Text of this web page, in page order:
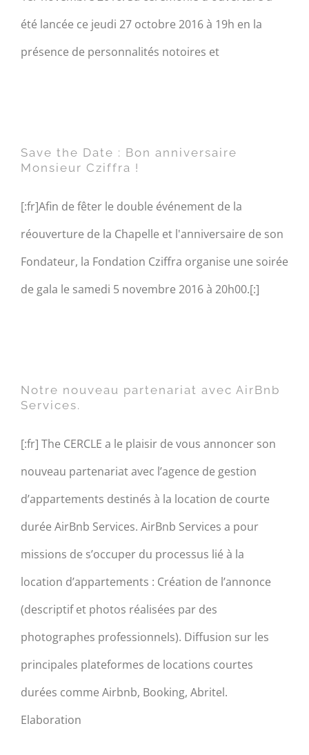
été lancée ce jeudi 27 octobre 2016 à 19h en la
présence de personnalités notoires et
!
Save the Date : Bon anniversaire
Monsieur Cziffra !
[:fr]Afin de fêter le double événement de la
réouverture de la Chapelle et l'anniversaire de son
Fondateur, la Fondation Cziffra organise une soirée
de gala le samedi 5 novembre 2016 à 20h00.[:]
Notre nouveau partenariat avec AirBnb
Services.
[:fr] The CERCLE a le plaisir de vous annoncer son
nouveau partenariat avec l’agence de gestion
d’appartements destinés à la location de courte
durée AirBnb Services. AirBnb Services a pour
missions de s’occuper du processus lié à la
location d’appartements : Création de l’annonce
(descriptif et photos réalisées par des
photographes professionnels). Diffusion sur les
principales plateformes de locations courtes
durées comme Airbnb, Booking, Abritel.
Elaboration